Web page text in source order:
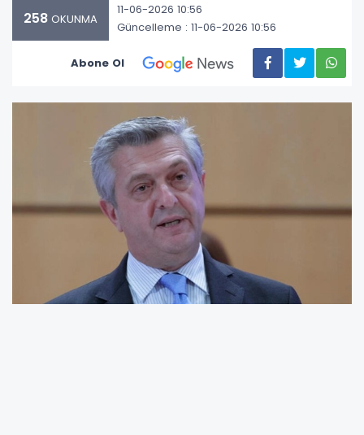
258 OKUNMA
11-06-2026 10:56
Güncelleme : 11-06-2026 10:56
Abone Ol